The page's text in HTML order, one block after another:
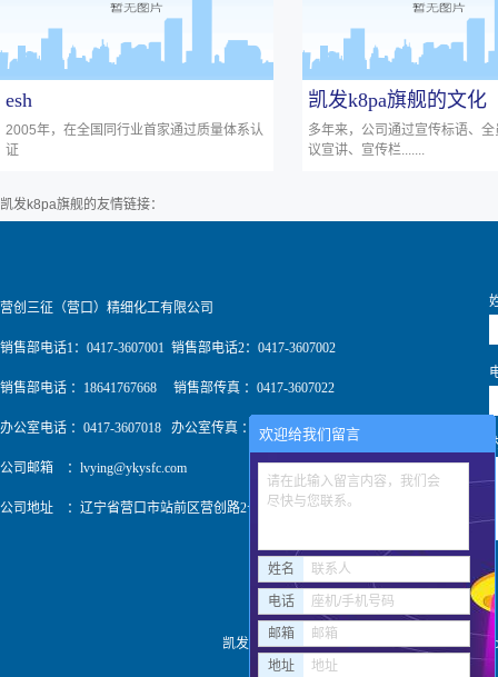
esh
2005年，在全国同行业首家通过质量体系认
证
凯发k8pa旗舰的文化
多年来，公司通过宣传标语、
议宣讲、宣传栏.......
凯发k8pa旗舰的友情链接：
营创三征（营口）精细化工有限公司
销售部电话1：0417-3607001 销售部电话2：0417-3607002
销售部电话 ：18641767668 销售部传真 ：0417-3607022
办公室电话 ：0417-3607018 办公室传真 ：0417-3607009
公司邮箱 ： lvying@ykysfc.com
公司地址 ：辽宁省营口市站前区营创路2号
凯发k8pa旗舰 copyright © http://
欢迎给我们留言
请在此输入留言内容，我们会
尽快与您联系。
姓名 联系人
电话 座机/手机号码
邮箱 邮箱
地址 地址